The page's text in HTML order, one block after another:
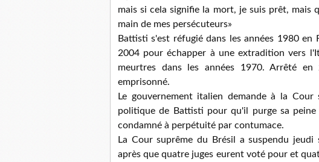
mais si cela signifie la mort, je suis prêt, mais
main de mes persécuteurs»
Battisti s'est réfugié dans les années 1980
2004 pour échapper à une extradition vers
meurtres dans les années 1970. Arrêté
emprisonné.
Le gouvernement italien demande à la
politique de Battisti pour qu'il purge sa
condamné à perpétuité par contumace.
La Cour suprême du Brésil a suspendu
après que quatre juges eurent voté pour et